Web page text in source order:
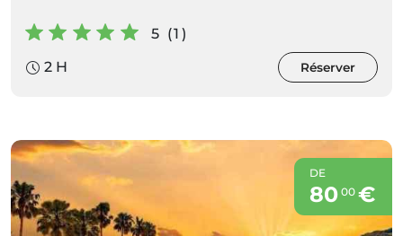
5 (1)
2 H
Réserver
DE
80 00€